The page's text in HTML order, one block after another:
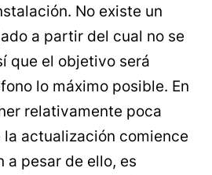
No existe un
a partir del cual no se
que el objetivo será
lo máximo posible. En
relativamente poca
actualización comience
a pesar de ello, es